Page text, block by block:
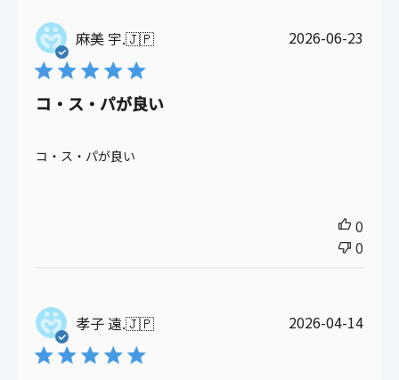
麻美 宇.🇯🇵
コ・ス・パが良い
コ・ス・パが良い
公
2026-06-23
0
0
孝子 遠.🇯🇵
公
2026-04-14